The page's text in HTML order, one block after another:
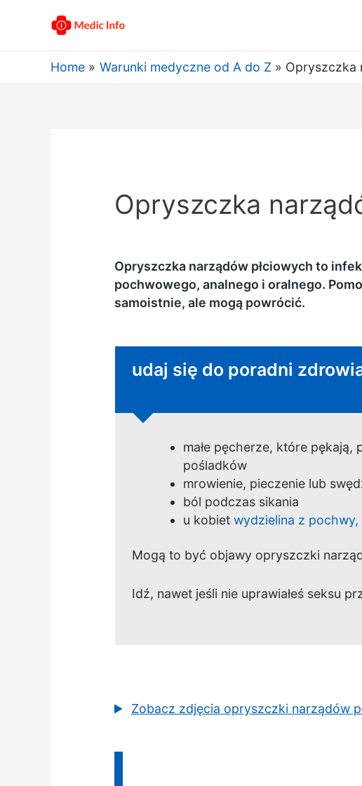
Home Warunki medyczne od A do Z Opryszczka
Opryszczka
Opryszczka narządów płciowych to
pochwowego, analnego i oralnego.
samoistnie, ale mogą powrócić.
Niepilna porada:
udaj się do poradni
małe pęcherze, które
pośladków
mrowienie, pieczenie lub
ból podczas sikania
u kobietwydzielina z pochwy,
Mogą to być objawy opryszczki
Idź, nawet jeśli nie uprawiałeś seksu
Zobacz zdjęcia opryszczki narządów